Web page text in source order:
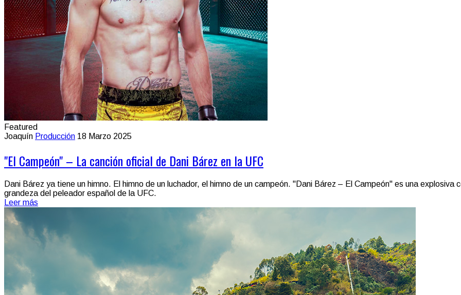
Featured
Joaquín Producción 18 Marzo 2025
"El Campeón" – La canción oficial de Dani Bárez en la UFC
Dani Bárez ya tiene un himno. El himno de un luchador, el himno de un campeón. "Dani Bárez – El Campeón" es una
grandeza del peleador español de la UFC.
Leer más